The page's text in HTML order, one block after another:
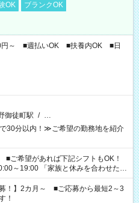
OK
ブランクOK
円～ ■週払いOK ■扶養内OK ■日
御徒町駅 / …
30分以内！≫ご希望の勤務地を紹介
と休みを合わせた
準備がしたい」 「できれば残業はし
くださいね。 ※Wワーク希望
望する勤務時間と、もう1つのお仕事
募！】2カ月～ ■ご応募から最短2～3
！